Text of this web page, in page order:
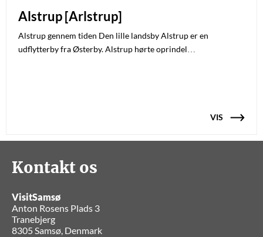
Alstrup [Arlstrup]
Alstrup gennem tiden Den lille landsby Alstrup er en
udflytterby fra Østerby. Alstrup hørte oprindel…
VIS
Kontakt os
VisitSamsø
Anton Rosens Plads 3
Tranebjerg
8305 Samsø, Denmark